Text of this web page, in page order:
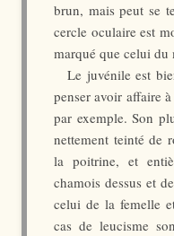
brun, mais peut se
cercle oculaire est
marqué que celui du
Le juvénile est
penser avoir affaire
par exemple. Son
nettement teinté de
la poitrine, et
chamois dessus et
celui de la femelle
cas de leucisme